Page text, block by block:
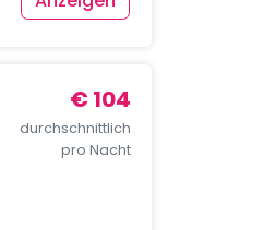
€ 104
durchschnittlich
pro Nacht